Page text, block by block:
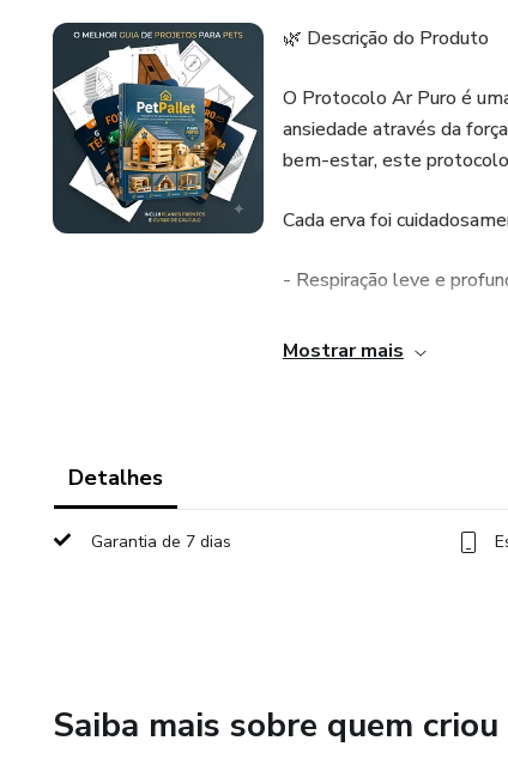
🌿 Descrição do Produto
O Protocolo Ar Puro é
ansiedade através da
bem-estar, este protocolo
Cada erva foi
- Respiração leve e
- Relaxamento mental,
Mostrar mais
Detalhes
Garantia de 7 dias
Saiba mais sobre quem